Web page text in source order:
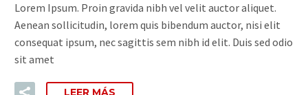
Lorem Ipsum. Proin gravida nibh vel velit auctor aliquet.
Aenean sollicitudin, lorem quis bibendum auctor, nisi elit
consequat ipsum, nec sagittis sem nibh id elit. Duis sed odio
sit amet
LEER MÁS